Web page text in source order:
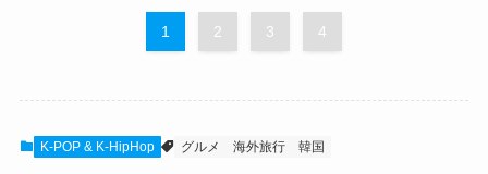
1 2 3 4
K-POP & K-HipHop グルメ 海外旅行 韓国